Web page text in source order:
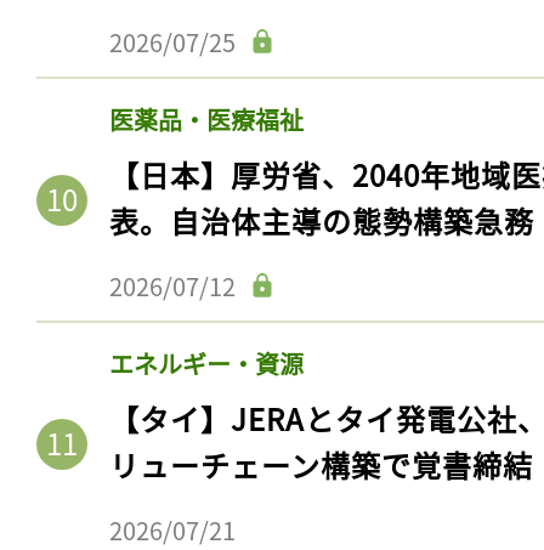
2026/07/25
医薬品・医療福祉
【日本】厚労省、2040年地域
表。自治体主導の態勢構築急務
2026/07/12
エネルギー・資源
【タイ】JERAとタイ発電公社
リューチェーン構築で覚書締結
2026/07/21